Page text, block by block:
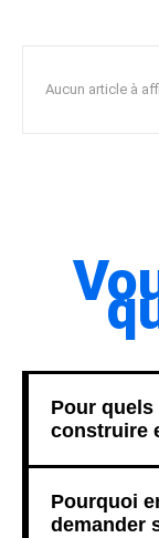
Aucun article à
Pour
construire
Pourquoi
demander